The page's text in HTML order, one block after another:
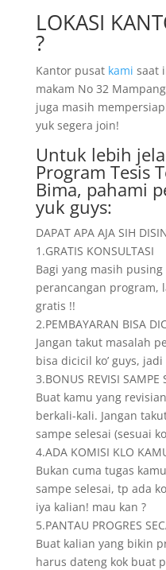
LOKASI
?
Kantor pusat kami saat
makam No 32
juga masih
yuk segera join!
Untuk lebih
Program Tesis
Bima, pahami
yuk guys:
DAPAT APA AJA SIH
1.GRATIS KONSULTASI
Bagi yang masih
perancangan program,
gratis !!
2.PEMBAYARAN BISA
Jangan takut masalah
bisa dicicil ko’ guys,
3.BONUS REVISI SAMPE
Buat kamu yang
berkali-kali. Jangan
sampe selesai (sesuai
4.ADA KOMISI KLO
Bukan cuma tugas
sampe selesai, tp ada
iya kalian! mau kan ?
5.PANTAU PROGRES
Buat kalian yang bikin
harus dateng kok buat